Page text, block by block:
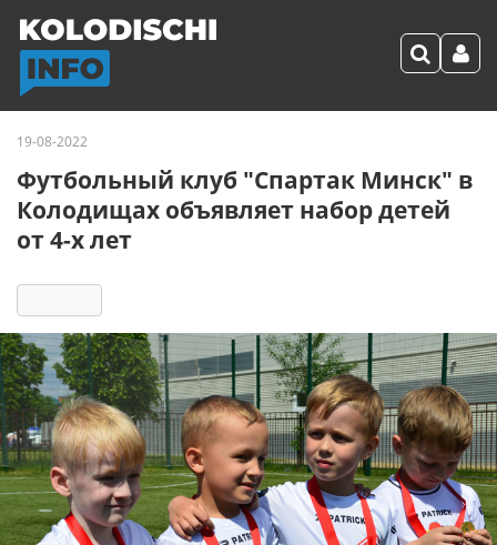
19-08-2022
Футбольный клуб "Спартак Минск" в
Колодищах объявляет набор детей
от 4-х лет